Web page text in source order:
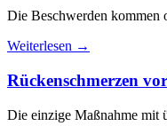
Die Beschwerden kommen
Weiterlesen →
Rückenschmerzen
Die einzige Maßnahme mit